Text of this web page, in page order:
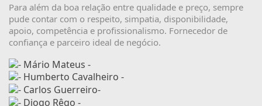
Para além da boa relação entre qualidade e preço, sempre
pude contar com o respeito, simpatia, disponibilidade,
apoio, competência e profissionalismo. Fornecedor de
confiança e parceiro ideal de negócio.